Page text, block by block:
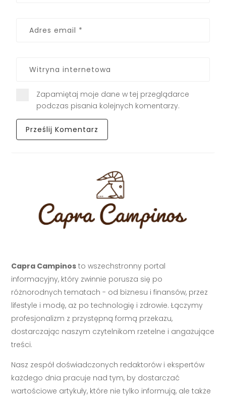
Zapamiętaj moje dane w tej przeglądarce
podczas pisania kolejnych komentarzy.
Capra Campinos to wszechstronny portal
informacyjny, który zwinnie porusza się po
różnorodnych tematach - od biznesu i finansów, przez
lifestyle i modę, aż po technologię i zdrowie. Łączymy
profesjonalizm z przystępną formą przekazu,
dostarczając naszym czytelnikom rzetelne i angażujące
treści.
Nasz zespół doświadczonych redaktorów i ekspertów
każdego dnia pracuje nad tym, by dostarczać
wartościowe artykuły, które nie tylko informują, ale także